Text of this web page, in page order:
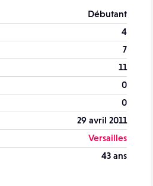
Débutant
4
7
11
0
0
29 avril 2011
Versailles
43 ans